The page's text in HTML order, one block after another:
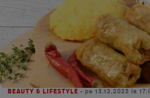
BEAUTY & LIFESTYLE • pe 13.12.2023 la